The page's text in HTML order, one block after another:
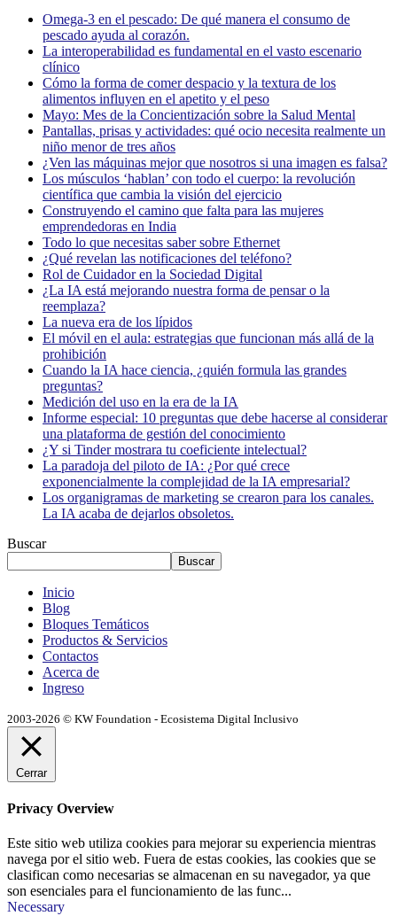
Omega-3 en el pescado: De qué manera el consumo de
pescado ayuda al corazón.
La interoperabilidad es fundamental en el vasto escenario
clínico
Cómo la forma de comer despacio y la textura de los
alimentos influyen en el apetito y el peso
Mayo: Mes de la Concientización sobre la Salud Mental
Pantallas, prisas y actividades: qué ocio necesita realmente un
niño menor de tres años
¿Ven las máquinas mejor que nosotros si una imagen es falsa?
Los músculos ‘hablan’ con todo el cuerpo: la revolución
científica que cambia la visión del ejercicio
Construyendo el camino que falta para las mujeres
emprendedoras en India
Todo lo que necesitas saber sobre Ethernet
¿Qué revelan las notificaciones del teléfono?
Rol de Cuidador en la Sociedad Digital
¿La IA está mejorando nuestra forma de pensar o la
reemplaza?
La nueva era de los lípidos
El móvil en el aula: estrategias que funcionan más allá de la
prohibición
Cuando la IA hace ciencia, ¿quién formula las grandes
preguntas?
Medición del uso en la era de la IA
Informe especial: 10 preguntas que debe hacerse al considerar
una plataforma de gestión del conocimiento
¿Y si Tinder mostrara tu coeficiente intelectual?
La paradoja del piloto de IA: ¿Por qué crece
exponencialmente la complejidad de la IA empresarial?
Los organigramas de marketing se crearon para los canales.
La IA acaba de dejarlos obsoletos.
Buscar
Buscar
Inicio
Blog
Bloques Temáticos
Productos & Servicios
Contactos
Acerca de
Ingreso
2003-2026 © KW Foundation - Ecosistema Digital Inclusivo
Cerrar
Privacy Overview
Este sitio web utiliza cookies para mejorar su experiencia mientras
navega por el sitio web. Fuera de estas cookies, las cookies que se
clasifican como necesarias se almacenan en su navegador, ya que
son esenciales para el funcionamiento de las func...
Necessary